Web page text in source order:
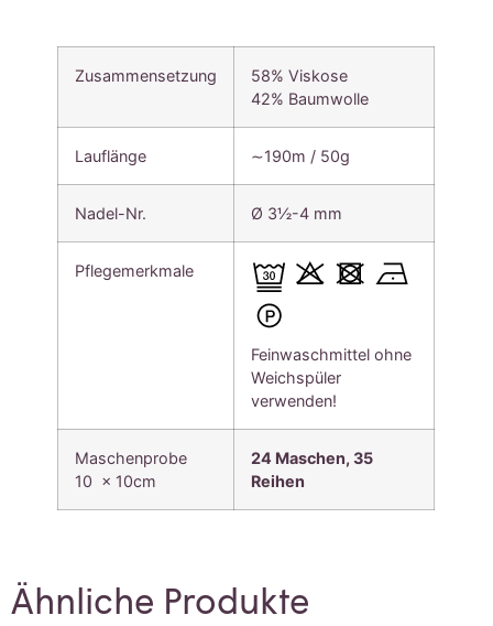
Zusammensetzung
58% Viskose
42% Baumwolle
Lauflänge ∼190m / 50g
Nadel-Nr. Ø 3½-4 mm
Pflegemerkmale
Feinwaschmittel ohne
Weichspüler
verwenden!
Maschenprobe
10 x 10cm
24 Maschen, 35
Reihen
Ähnliche Produkte